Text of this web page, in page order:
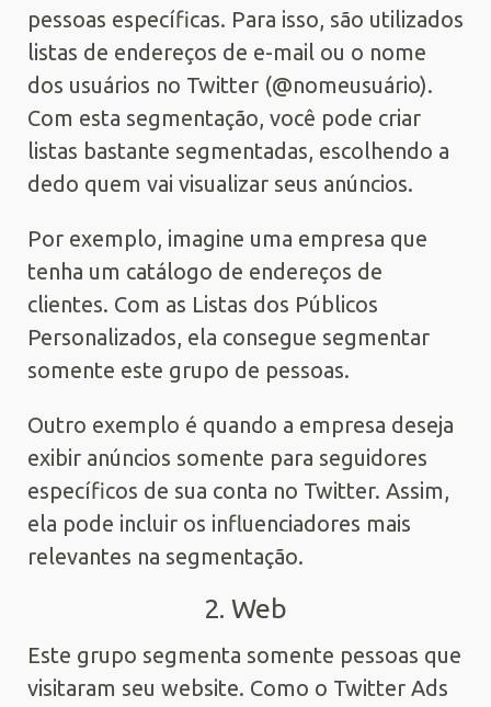
pessoas específicas. Para isso, são utilizados
listas de endereços de e-mail ou o nome
dos usuários no Twitter (@nomeusuário).
Com esta segmentação, você pode criar
listas bastante segmentadas, escolhendo a
dedo quem vai visualizar seus anúncios.
Por exemplo, imagine uma empresa que
tenha um catálogo de endereços de
clientes. Com as Listas dos Públicos
Personalizados, ela consegue segmentar
somente este grupo de pessoas.
Outro exemplo é quando a empresa deseja
exibir anúncios somente para seguidores
específicos de sua conta no Twitter. Assim,
ela pode incluir os influenciadores mais
relevantes na segmentação.
2. Web
Este grupo segmenta somente pessoas que
visitaram seu website. Como o Twitter Ads